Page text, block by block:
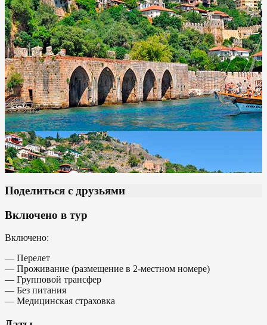
Поделиться с друзьями
Включено в тур
Включено:
— Перелет
— Проживание (размещение в 2-местном номере)
— Групповой трансфер
— Без питания
— Медицинская страховка